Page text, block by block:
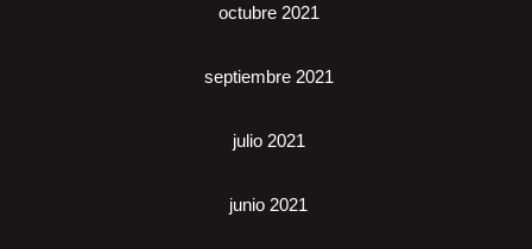
octubre 2021
septiembre 2021
julio 2021
junio 2021